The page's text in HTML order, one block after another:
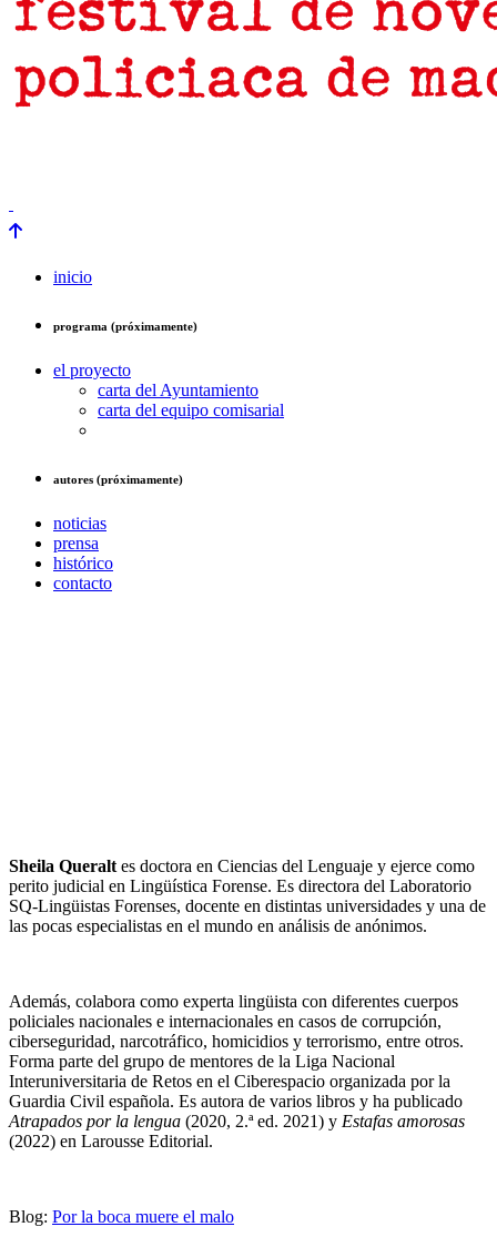
inicio
programa (próximamente)
el proyecto
carta del Ayuntamiento
carta del equipo comisarial
autores (próximamente)
noticias
prensa
histórico
contacto
Sheila Queralt es doctora en Ciencias del Lenguaje y ejerce como
perito judicial en Lingüística Forense. Es directora del Laboratorio
SQ-Lingüistas Forenses, docente en distintas universidades y una de
las pocas especialistas en el mundo en análisis de anónimos.
Además, colabora como experta lingüista con diferentes cuerpos
policiales nacionales e internacionales en casos de corrupción,
ciberseguridad, narcotráfico, homicidios y terrorismo, entre otros.
Forma parte del grupo de mentores de la Liga Nacional
Interuniversitaria de Retos en el Ciberespacio organizada por la
Guardia Civil española. Es autora de varios libros y ha publicado
Atrapados por la lengua (2020, 2.ª ed. 2021) y Estafas amorosas
(2022) en Larousse Editorial.
Blog: Por la boca muere el malo